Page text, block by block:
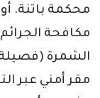
محكمة باتنة. أو
مكافحة الجرائم
الشمرة (فصيلة
مقر أمني عبر